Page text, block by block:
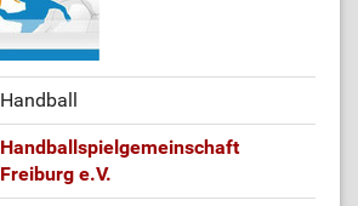
Handball
Handballspielgemeinschaft
Freiburg e.V.